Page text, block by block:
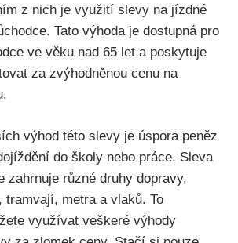
z nich‍ je využití slevy ​na ⁣jízdné⁣
Tato výhoda je dostupná pro
ve věku ⁣nad ‍65 let a poskytuje
⁢za zvýhodněnou cenu na
‌výhod této slevy⁢ je‌ úspora⁢ peněz
do školy nebo práce. Sleva
zahrnuje různé druhy ​dopravy,
‌tramvají, metra a vlaků.​ To
využívat veškeré výhody⁣